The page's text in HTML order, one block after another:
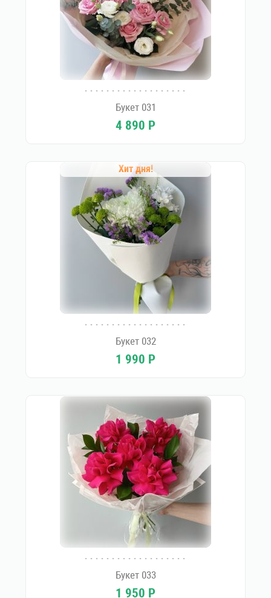
Букет 031
4 890 Р
Хит дня!
Букет 032
1 990 Р
Букет 033
1 950 Р